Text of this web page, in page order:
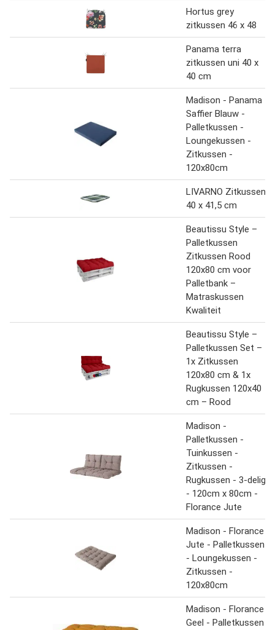
Hortus grey
zitkussen 46 x 48
Panama terra
zitkussen uni 40 x
40 cm
Madison - Panama
Saffier Blauw -
Palletkussen -
Loungekussen -
Zitkussen -
120x80cm
LIVARNO Zitkussen
40 x 41,5 cm
Beautissu Style –
Palletkussen
Zitkussen Rood
120x80 cm voor
Palletbank –
Matraskussen
Kwaliteit
Beautissu Style –
Palletkussen Set –
1x Zitkussen
120x80 cm & 1x
Rugkussen 120x40
cm – Rood
Madison -
Palletkussen -
Tuinkussen -
Zitkussen -
Rugkussen - 3-delig
- 120cm x 80cm -
Florance Jute
Madison - Florance
Jute - Palletkussen
- Loungekussen -
Zitkussen -
120x80cm
Madison - Florance
Geel - Palletkussen